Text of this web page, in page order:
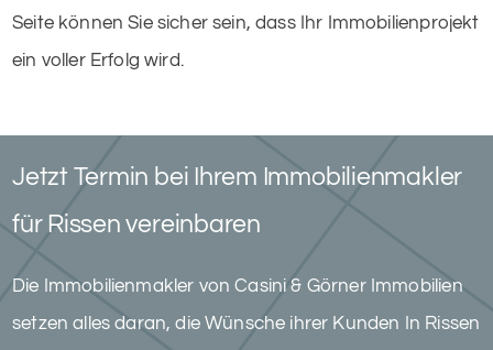
Seite können Sie sicher sein, dass Ihr Immobilienprojekt
ein voller Erfolg wird.
Jetzt Termin bei Ihrem Immobilienmakler
für Rissen vereinbaren
Die Immobilienmakler von Casini & Görner Immobilien
setzen alles daran, die Wünsche ihrer Kunden In Rissen